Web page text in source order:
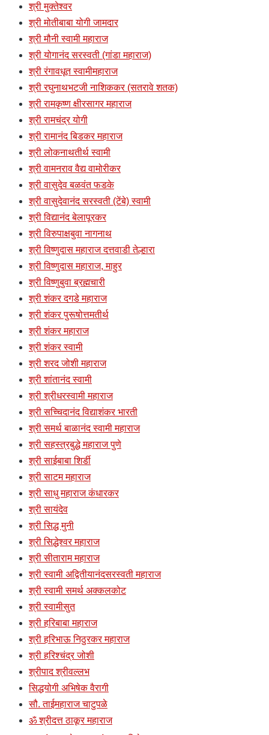
श्री मुक्तेश्वर
श्री मोतीबाबा योगी जामदार
श्री मौनी स्वामी महाराज
श्री योगानंद सरस्वती (गांडा महाराज)
श्री रंगावधूत स्वामीमहाराज
श्री रघुनाथभटजी नाशिककर (सतरावे शतक)
श्री रामकृष्ण क्षीरसागर महाराज
श्री रामचंद्र योगी
श्री रामानंद बिडकर महाराज
श्री लोकनाथतीर्थ स्वामी
श्री वामनराव वैद्य वामोरीकर
श्री वासुदेव बळवंत फडके
श्री वासुदेवानंद सरस्वती (टेंबे) स्वामी
श्री विद्यानंद बेलापूरकर
श्री विरुपाक्षबुवा नागनाथ
श्री विष्णुदास महाराज दत्तवाडी तेल्हारा
श्री विष्णुदास महाराज, माहुर
श्री विष्णुबुवा ब्रह्मचारी
श्री शंकर दगडे महाराज
श्री शंकर पुरूषोत्तमतीर्थ
श्री शंकर महाराज
श्री शंकर स्वामी
श्री शरद जोशी महाराज
श्री शांतानंद स्वामी
श्री श्रीधरस्वामी महाराज
श्री सच्चिदानंद विद्याशंकर भारती
श्री समर्थ बाळानंद स्वामी महाराज
श्री सहस्त्रबुद्धे महाराज पुणे
श्री साईबाबा शिर्डी
श्री साटम महाराज
श्री साधु महाराज कंधारकर
श्री सायंदेव
श्री सिद्ध मुनी
श्री सिद्धेश्वर महाराज
श्री सीताराम महाराज
श्री स्वामी अद्वितीयानंदसरस्वती महाराज
श्री स्वामी समर्थ अक्कलकोट
श्री स्वामीसुत
श्री हरिबाबा महाराज
श्री हरिभाऊ निठुरकर महाराज
श्री हरिश्चंद्र जोशी
श्रीपाद श्रीवल्लभ
सिद्धयोगी अभिषेक वैरागी
सौ. ताईमहाराज चाटुपळे
ॐ श्रीदत्त ठाकूर महाराज